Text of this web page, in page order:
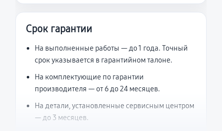
Срок гарантии
На выполненные работы — до 1 года. Точный
срок указывается в гарантийном талоне.
На комплектующие по гарантии
производителя — от 6 до 24 месяцев.
На детали, установленные сервисным центром
— до 3 месяцев.